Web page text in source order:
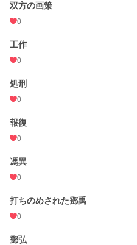
双方の画策
0
工作
0
処刑
0
報復
0
馮異
0
打ちのめされた鄧禹
0
鄧弘